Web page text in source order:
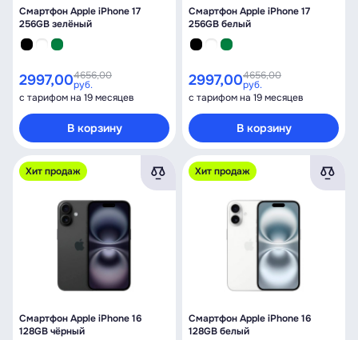
Смартфон Apple iPhone 17
256GB зелёный
2997,004656,00
руб.
с тарифом на 19 месяцев
В корзину
Смартфон Apple iPhone 17
256GB белый
2997,004656,00
руб.
с тарифом на 19 месяцев
В корзину
Хит продаж
Смартфон Apple iPhone 16
128GB чёрный
Хит продаж
Смартфон Apple iPhone 16
128GB белый